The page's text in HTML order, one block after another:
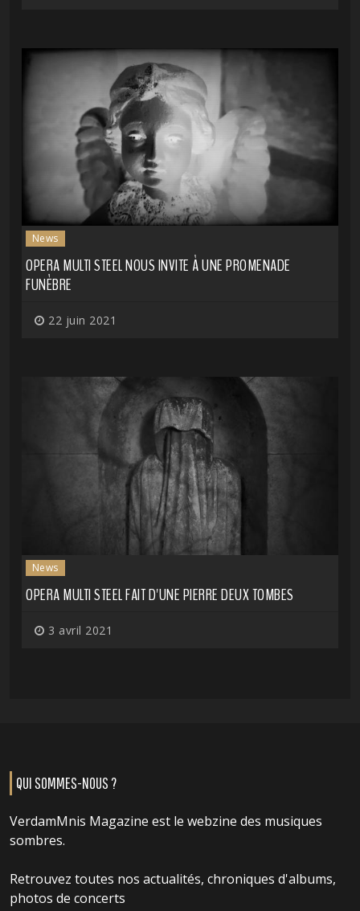
News
OPERA MULTI STEEL NOUS INVITE À UNE PROMENADE
FUNÈBRE
22 juin 2021
News
OPERA MULTI STEEL FAIT D'UNE PIERRE DEUX TOMBES
3 avril 2021
QUI SOMMES-NOUS ?
VerdamMnis Magazine est le webzine des musiques
sombres.
Retrouvez toutes nos actualités, chroniques d'albums,
photos de concerts